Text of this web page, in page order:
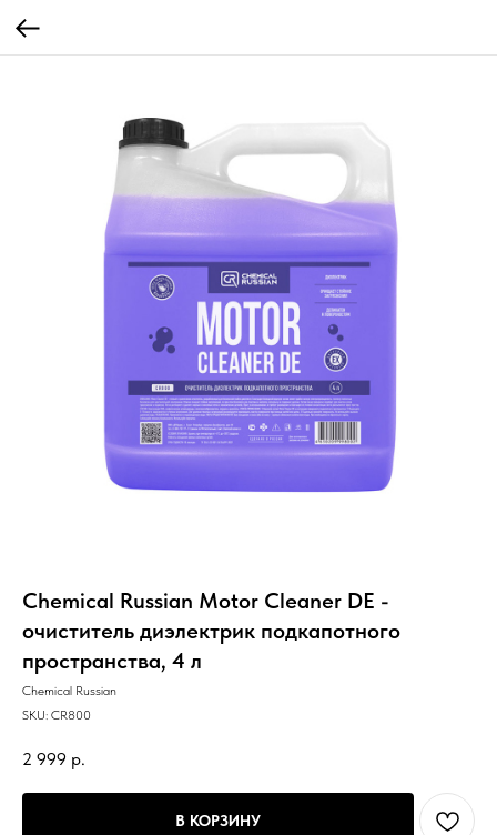
Chemical Russian Motor Cleaner DE -
очиститель диэлектрик подкапотного
пространства, 4 л
Chemical Russian
SKU: CR800
2 999 р.
В КОРЗИНУ